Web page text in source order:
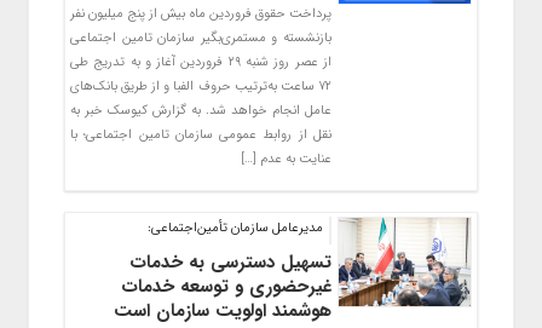
پرداخت حقوق فروردین ماه بیش از پنج میلیون نفر
بازنشسته و مستمری‌بگیر سازمان تامین اجتماعی
از عصر روز شنبه ۲۹ فروردین آغاز و به تدریج طی
۷۲ ساعت به‌ترتیب حروف الفبا و از طریق بانک‌های
عامل انجام خواهد شد. به گزارش کیوسک خبر به
نقل از روابط عمومی سازمان تامین اجتماعی؛ با
عنایت به عدم […]
مدیرعامل سازمان تأمین‌اجتماعی:
تسهیل دسترسی به خدمات
غیرحضوری و توسعه خدمات
هوشمند اولویت سازمان است